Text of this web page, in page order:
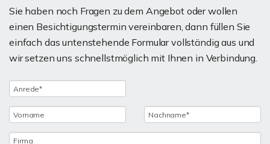
Sie haben noch Fragen zu dem Angebot oder wollen
einen Besichtigungstermin vereinbaren, dann füllen Sie
einfach das untenstehende Formular vollständig aus und
wir setzen uns schnellstmöglich mit Ihnen in Verbindung.